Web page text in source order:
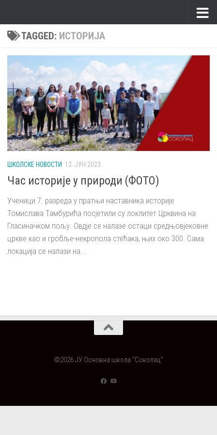
TAGGED: ИСТОРИЈА
ШКОЛСКЕ НОВОСТИ 12. ЈУН 2023.
Час историје у природи (ФОТО)
Ученици 7. разреда у пратњи наставника историје
Томислава Тамбурића посјетили су локлитет Црквина на
Гласиначком пољу. Овдје се налазе остаци средњовјековне
цркве као и гробље-некропола стећака, њих око 300. Сама
локација се налази на...
©2026 ЈУ Основна школа "Соколац"